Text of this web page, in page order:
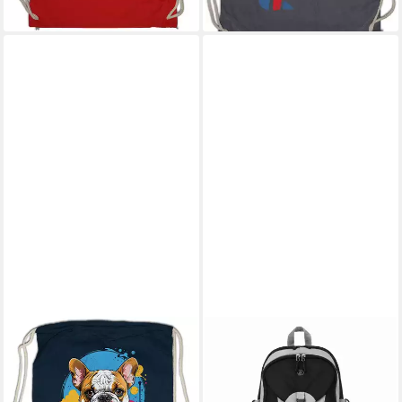
lieferbar - in 4-5 Werktagen bei dir lieferbar - in 4-5 Werktagen bei dir
URBAN BACKWOODS
Turnbeutel Bulldog Art
Turnbeutel Bulldogge British
Dog Hund Bull Dogge
Freizeitrucksack Outdoor
Rucksack 30L für Wandern,
Freizeit & Ausflüge,